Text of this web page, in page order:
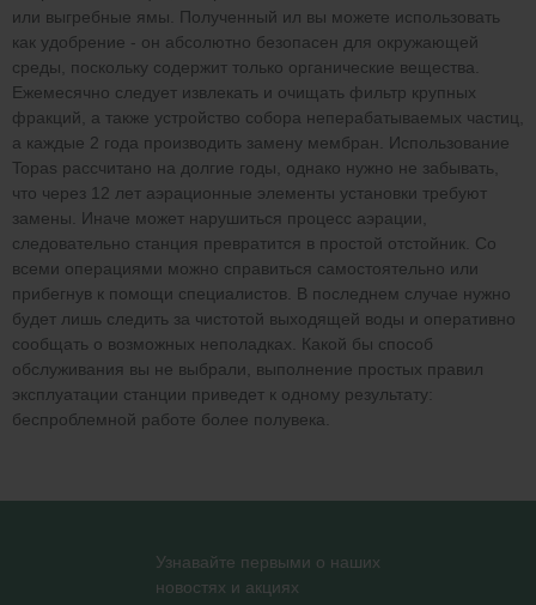
или выгребные ямы. Полученный ил вы можете использовать
как удобрение - он абсолютно безопасен для окружающей
среды, поскольку содержит только органические вещества.
Ежемесячно следует извлекать и очищать фильтр крупных
фракций, а также устройство собора неперабатываемых частиц,
а каждые 2 года производить замену мембран. Использование
Topas рассчитано на долгие годы, однако нужно не забывать,
что через 12 лет аэрационные элементы установки требуют
замены. Иначе может нарушиться процесс аэрации,
следовательно станция превратится в простой отстойник. Со
всеми операциями можно справиться самостоятельно или
прибегнув к помощи специалистов. В последнем случае нужно
будет лишь следить за чистотой выходящей воды и оперативно
сообщать о возможных неполадках. Какой бы способ
обслуживания вы не выбрали, выполнение простых правил
эксплуатации станции приведет к одному результату:
беспроблемной работе более полувека.
Узнавайте первыми о наших
новостях и акциях